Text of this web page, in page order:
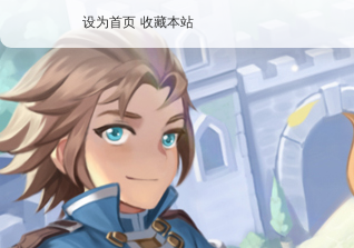
设为首页 收藏本站